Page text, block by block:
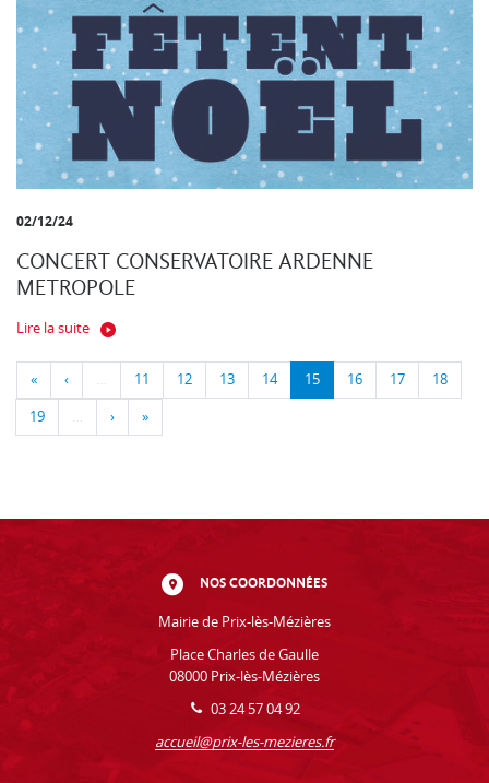
02/12/24
CONCERT CONSERVATOIRE ARDENNE
METROPOLE
Lire la suite
« ‹ … 11 12 13 14 15 16 17 18
19 … › »
NOS COORDONNÉES
Mairie de Prix-lès-Mézières
Place Charles de Gaulle
08000 Prix-lès-Mézières
03 24 57 04 92
accueil@prix-les-mezieres.fr